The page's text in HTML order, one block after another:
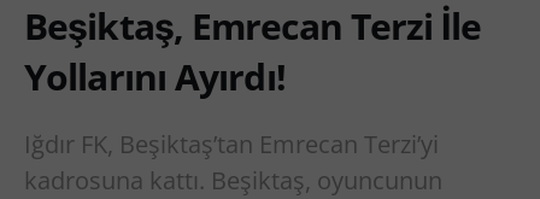
Beşiktaş, Emrecan Terzi İle
Yollarını Ayırdı!
Iğdır FK, Beşiktaş’tan Emrecan Terzi’yi
kadrosuna kattı. Beşiktaş, oyuncunun